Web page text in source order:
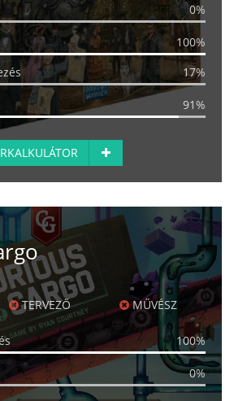
0%
100%
17%
91%
TERVEZŐ MŰVÉSZ
100%
0%